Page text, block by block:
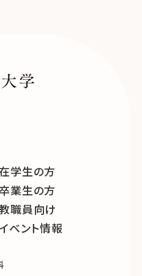
学生の方
卒業生の方
職員向け
ベント情報